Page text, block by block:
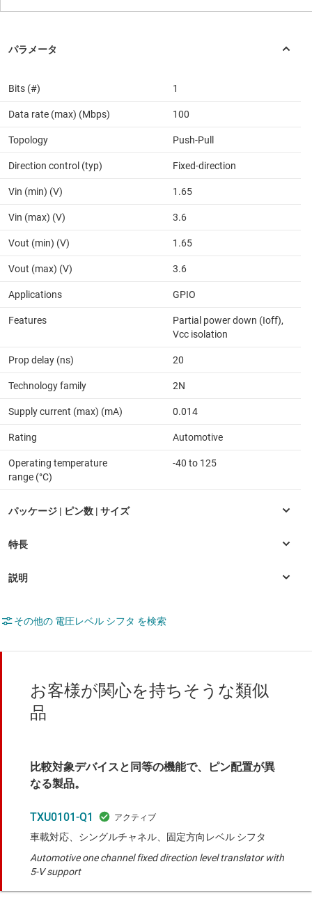
Bits (#) 1
Data rate (max) (Mbps) 100
Topology Push-Pull
Direction control (typ) Fixed-direction
Vin (min) (V) 1.65
Vin (max) (V) 3.6
Vout (min) (V) 1.65
Vout (max) (V) 3.6
Applications GPIO
Features
Partial power down (Ioff),
Vcc isolation
Prop delay (ns) 20
Technology family 2N
Supply current (max) (mA) 0.014
Rating Automotive
Operating temperature
range (°C)
-40 to 125
その他の 電圧レベル シフタ を検索
お客様が関心を持ちそうな類似
品
比較対象デバイスと同等の機能で、ピン配置が異
なる製品。
TXU0101-Q1
車載対応、シングルチャネル、固定方向レベル シフタ
Automotive one channel fixed direction level translator with
5-V support